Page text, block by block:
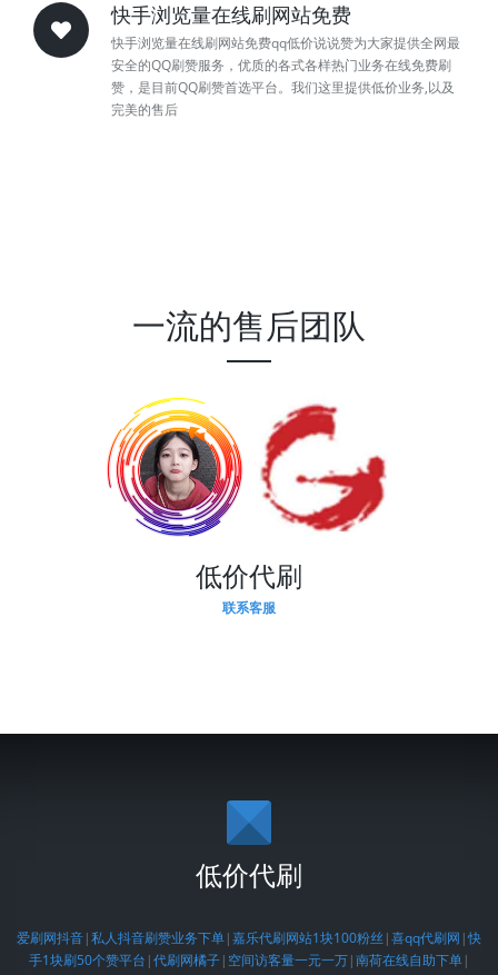
快手浏览量在线刷网站免费
快手浏览量在线刷网站免费qq低价说说赞为大家提供全网最
安全的QQ刷赞服务，优质的各式各样热门业务在线免费刷
赞，是目前QQ刷赞首选平台。我们这里提供低价业务,以及
完美的售后
一流的售后团队
低价代刷
联系客服
低价代刷
爱刷网抖音|私人抖音刷赞业务下单|嘉乐代刷网站1块100粉丝 |喜qq代刷网 |快
手1块刷50个赞平台 |代刷网橘子| 空间访客量一元一万|南荷在线自助下单|